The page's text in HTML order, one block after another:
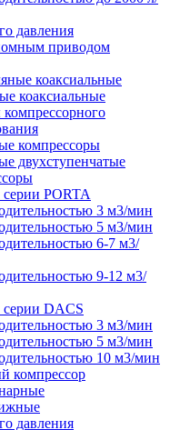
давления
приводом
коаксиальные
коаксиальные
компрессоры
двухступенчатые
PORTA
3 м3/мин
5 м3/мин
6-7 м3/
9-12 м3/
DACS
3 м3/мин
5 м3/мин
10 м3/мин
компрессор
давления